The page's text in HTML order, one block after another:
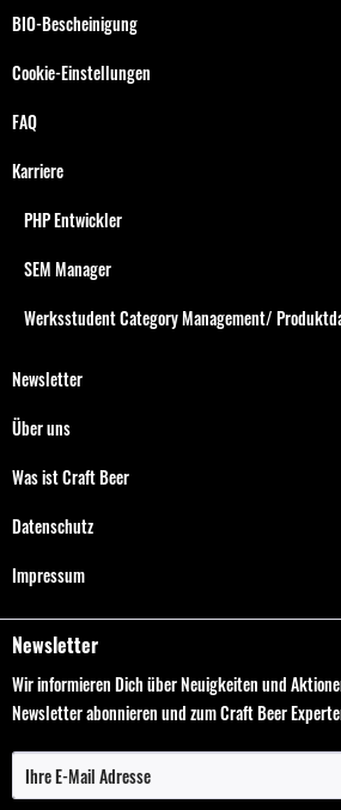
BIO-Bescheinigung
Cookie-Einstellungen
FAQ
Karriere
PHP Entwickler
SEM Manager
Werksstudent Category Management/
Newsletter
Über uns
Was ist Craft Beer
Datenschutz
Impressum
Newsletter
Wir informieren Dich über Neuigkeiten und
Newsletter abonnieren und zum Craft Beer